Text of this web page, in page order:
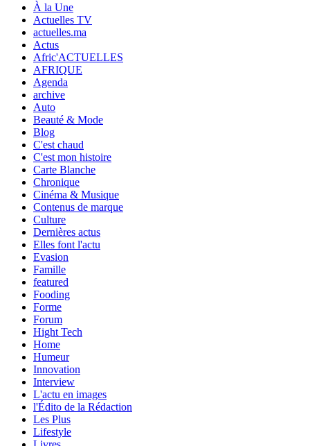
À la Une
Actuelles TV
actuelles.ma
Actus
Afric'ACTUELLES
AFRIQUE
Agenda
archive
Auto
Beauté & Mode
Blog
C'est chaud
C'est mon histoire
Carte Blanche
Chronique
Cinéma & Musique
Contenus de marque
Culture
Dernières actus
Elles font l'actu
Evasion
Famille
featured
Fooding
Forme
Forum
Hight Tech
Home
Humeur
Innovation
Interview
L'actu en images
l'Édito de la Rédaction
Les Plus
Lifestyle